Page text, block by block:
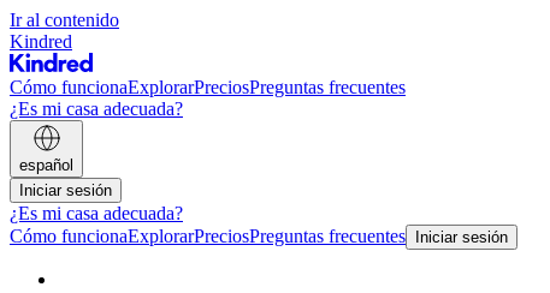
Ir al contenido
Kindred
Cómo funcionaExplorarPreciosPreguntas frecuentes
¿Es mi casa adecuada?
español
Iniciar sesión
¿Es mi casa adecuada?
Cómo funcionaExplorarPreciosPreguntas frecuentes Iniciar sesión